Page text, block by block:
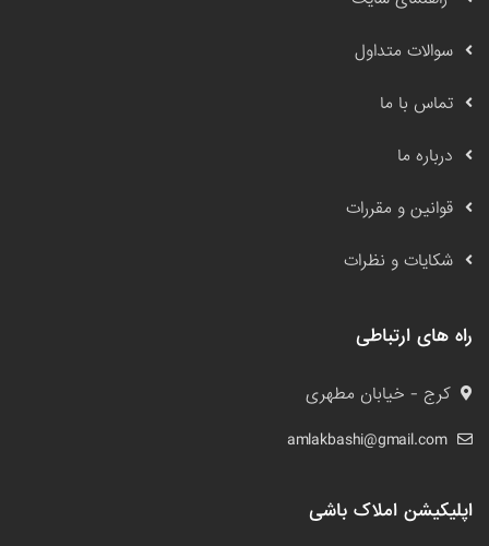
سوالات متداول
تماس با ما
درباره ما
قوانین و مقررات
شکایات و نظرات
راه های ارتباطی
کرج - خیابان مطهری
amlakbashi@gmail.com
اپلیکیشن املاک باشی